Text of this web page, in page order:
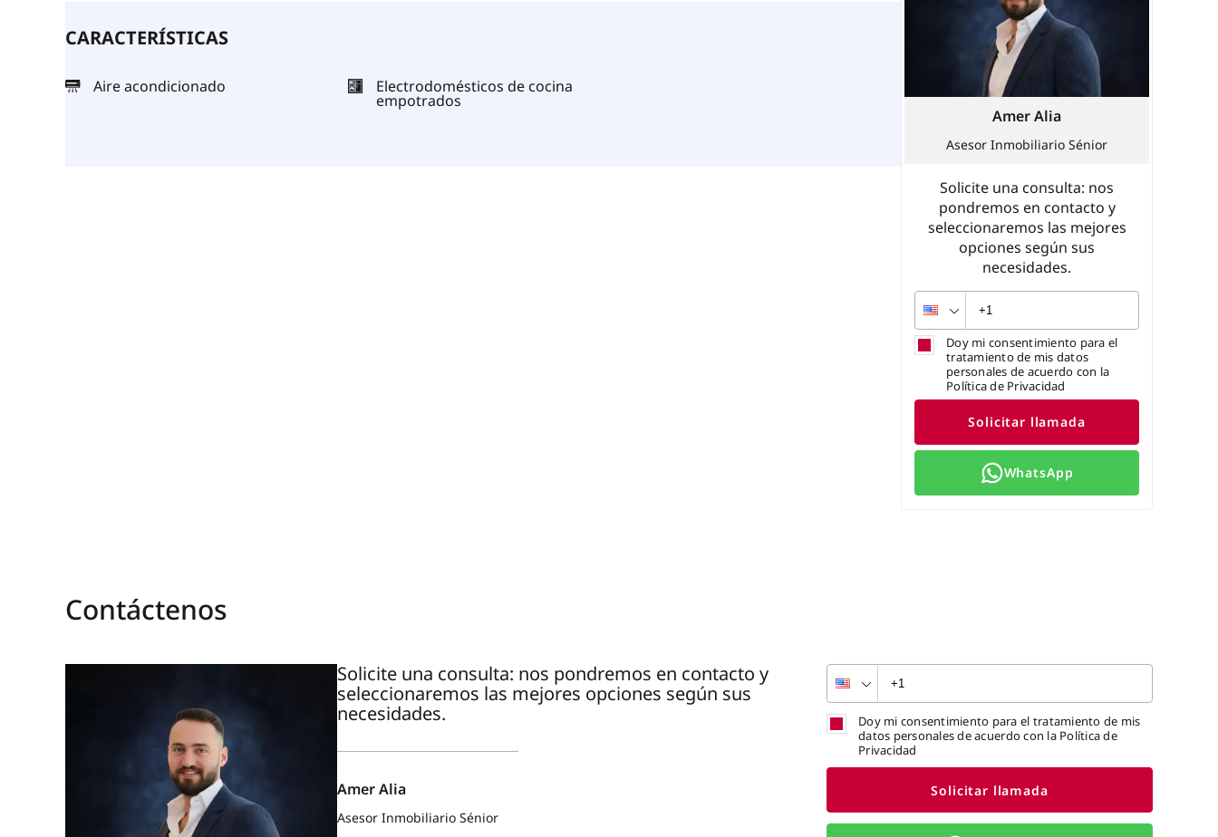
CARACTERÍSTICAS
Aire acondicionado Electrodomésticos de cocina
empotrados
Solicite una consulta: nos
pondremos en contacto y
seleccionaremos las mejores
opciones según sus
necesidades.
Amer Alia
Asesor Inmobiliario Sénior
Doy mi consentimiento para el
tratamiento de mis datos
personales de acuerdo con la
Política de Privacidad
Solicitar llamada
WhatsApp
Contáctenos
Solicite una consulta: nos pondremos en contacto y
seleccionaremos las mejores opciones según sus
necesidades.
Amer Alia
Asesor Inmobiliario Sénior
Doy mi consentimiento para el tratamiento de mis
datos personales de acuerdo con la Política de
Privacidad
Solicitar llamada